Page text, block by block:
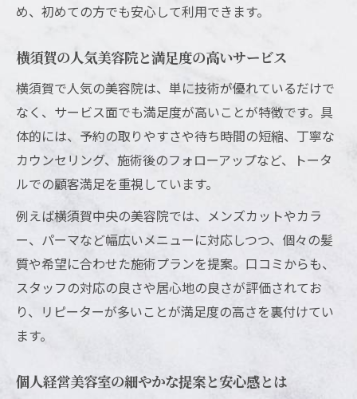
め、初めての方でも安心して利用できます。
横須賀の人気美容院と満足度の高いサービス
横須賀で人気の美容院は、単に技術が優れているだけで
なく、サービス面でも満足度が高いことが特徴です。具
体的には、予約の取りやすさや待ち時間の短縮、丁寧な
カウンセリング、施術後のフォローアップなど、トータ
ルでの顧客満足を重視しています。
例えば横須賀中央の美容院では、メンズカットやカラ
ー、パーマなど幅広いメニューに対応しつつ、個々の髪
質や希望に合わせた施術プランを提案。口コミからも、
スタッフの対応の良さや居心地の良さが評価されてお
り、リピーターが多いことが満足度の高さを裏付けてい
ます。
個人経営美容室の細やかな提案と安心感とは